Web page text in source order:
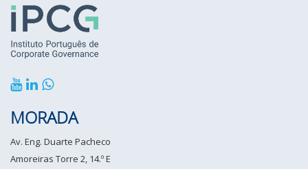
MORADA
Av. Eng. Duarte Pacheco
Amoreiras Torre 2, 14.º E